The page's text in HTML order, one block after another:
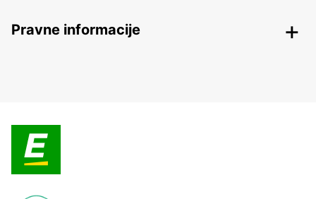
Pravne informacije